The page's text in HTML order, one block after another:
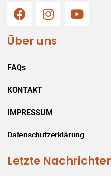
Über uns
FAQs
KONTAKT
IMPRESSUM
Datenschutzerklärung
Letzte